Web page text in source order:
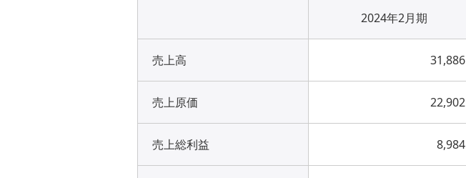
2024年2月期
売上高 31,886
売上原価 22,902
売上総利益 8,984